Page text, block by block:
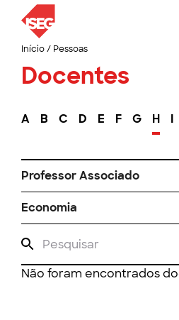
Início/ Pessoas
Docentes
A B C D E F G H I
Professor Associado
Economia
Não foram encontrados